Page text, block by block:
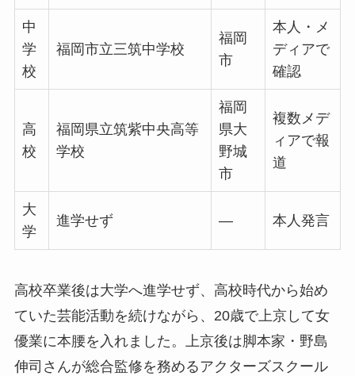
中
学
校
福岡市立三筑中学校
福岡
市
本人・メ
ディアで
確認
高
校
福岡県立筑紫中央高等
学校
福岡
県大
野城
市
複数メデ
ィアで報
道
大
学
進学せず — 本人発言
高校卒業後は大学へ進学せず、高校時代から始め
ていた芸能活動を続けながら、20歳で上京して女
優業に本腰を入れました。上京後は脚本家・野島
伸司さんが総合監修を務めるアクターズスクール